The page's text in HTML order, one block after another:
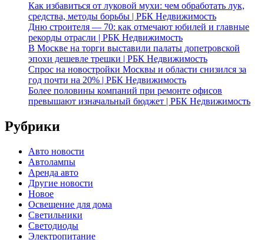
Как избавиться от луковой мухи: чем обработать лук,
средства, методы борьбы | РБК Недвижимость
Дню строителя — 70: как отмечают юбилей и главные
рекорды отрасли | РБК Недвижимость
В Москве на торги выставили палаты допетровской
эпохи дешевле трешки | РБК Недвижимость
Спрос на новостройки Москвы и области снизился за
год почти на 20% | РБК Недвижимость
Более половины компаний при ремонте офисов
превышают изначальный бюджет | РБК Недвижимость
Рубрики
Авто новости
Автолампы
Аренда авто
Другие новости
Новое
Освещение для дома
Светильники
Светодиоды
Электропитание